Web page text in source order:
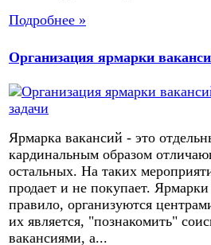
Подробнее »
Организация ярмарки
Ярмарка вакансий - это
кардинальным образом
остальных. На таких
продает и не покупает.
правило, организуются
их является, "познакомить"
вакансиями, а...